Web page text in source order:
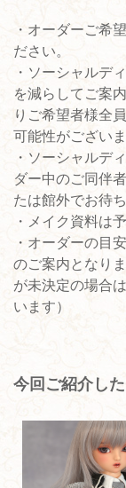
・オーダーご希
ださい。
・ソーシャルデ
を減らしてご案
りご希望者様全
可能性がございま
・ソーシャルデ
ダー中のご同伴
たは館外でお待
・メイク資料は
・オーダーの目
のご案内となり
が未決定の場合
います）
今回ご紹介し